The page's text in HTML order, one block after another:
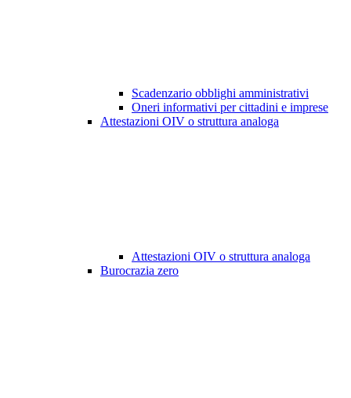
Scadenzario obblighi amministrativi
Oneri informativi per cittadini e imprese
Attestazioni OIV o struttura analoga
Attestazioni OIV o struttura analoga
Burocrazia zero